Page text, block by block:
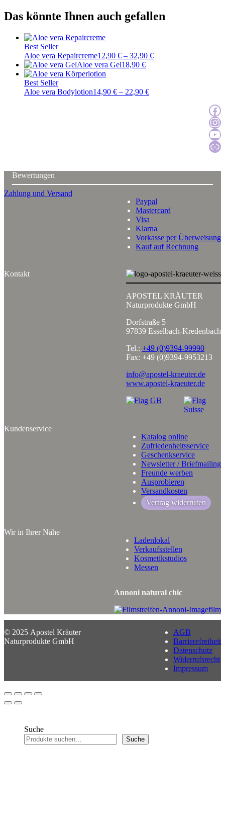
Das könnte Ihnen auch gefallen
Best Seller
Aloe vera Repaircreme12,90 € – 32,90 €
Aloe vera Gel18,90 €
Best Seller
Aloe vera Bodylotion14,90 € – 22,90 €
Zur
Zur
Zum
Bewertungen
Zahlung und Versand
Paypal
Mastercard
Visa
Klarna
Vorkasse per Überweisung
Kauf auf Rechnung
Kontakt
APOSTEL KRÄUTER
Naturprodukte GmbH
Dorfstraße 5
97839 Esselbach-Kredenbach
Tel.: +49 (0)9394-99990
Fax: +49 (0)9394-9953213
info@apostel-kraeuter.de
www.apostel-kraeuter.de
Kundenservice
Katalog online
Zufriedenheitsservice
Geschenkservice
Newsletter / Briefmailing
Freunde werben
Ausprobieren
Versandkosten
Vertrag widerrufen
Wir in Ihrer Nähe
Ladenlokal
Verkaufsstellen
Kosmetikstudios
Messen
Annoni natural chic
© 2025 Apostel Kräuter
Naturprodukte GmbH
AGB
Barrierefreiheit
Datenschutz
Widerrufsrecht
Impressum
Suche
Suche